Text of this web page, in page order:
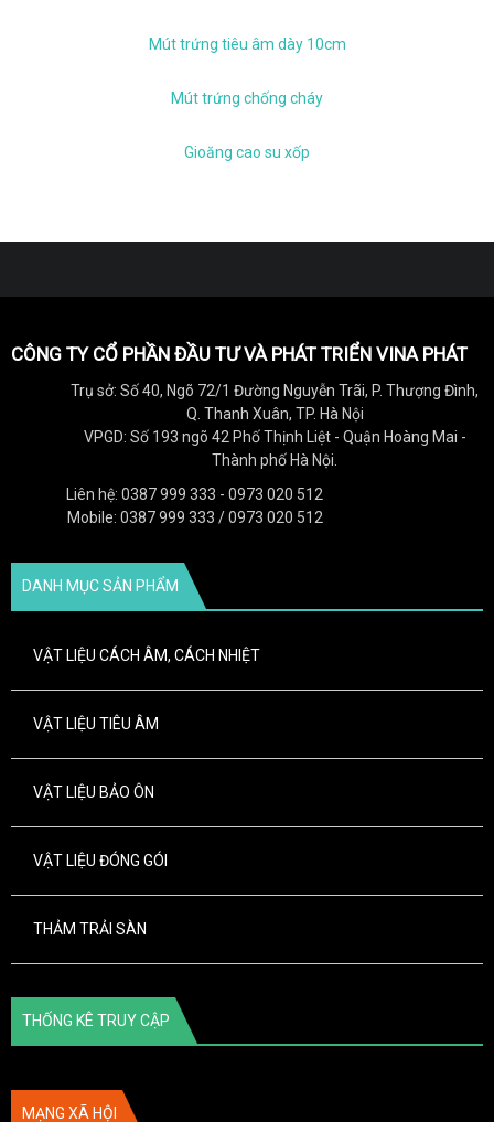
Mút trứng tiêu âm dày 10cm
Mút trứng chống cháy
Gioăng cao su xốp
CÔNG TY CỔ PHẦN ĐẦU TƯ VÀ PHÁT TRIỂN VINA PHÁT
Trụ sở: Số 40, Ngõ 72/1 Đường Nguyễn Trãi, P. Thượng Đình,
Q. Thanh Xuân, TP. Hà Nội
VPGD: Số 193 ngõ 42 Phố Thịnh Liệt - Quận Hoàng Mai -
Thành phố Hà Nội.
Liên hệ: 0387 999 333 - 0973 020 512
Mobile: 0387 999 333 / 0973 020 512
DANH MỤC SẢN PHẨM
VẬT LIỆU CÁCH ÂM, CÁCH NHIỆT
VẬT LIỆU TIÊU ÂM
VẬT LIỆU BẢO ÔN
VẬT LIỆU ĐÓNG GÓI
THẢM TRẢI SÀN
THỐNG KÊ TRUY CẬP
MẠNG XÃ HỘI